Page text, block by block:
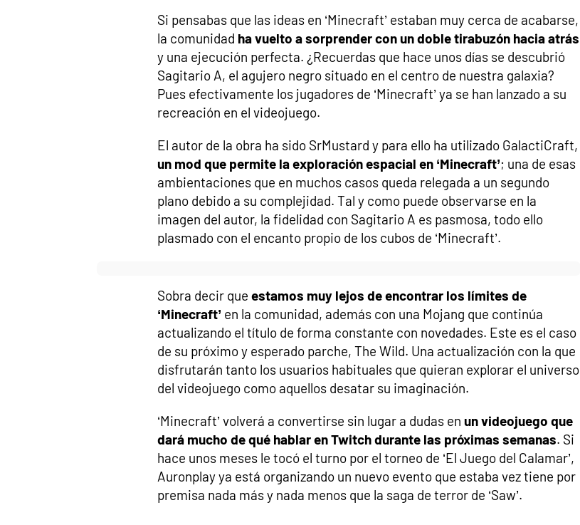
Si pensabas que las ideas en ‘Minecraft’ estaban muy cerca de acabarse,
la comunidad ha vuelto a sorprender con un doble tirabuzón hacia atrás
y una ejecución perfecta. ¿Recuerdas que hace unos días se descubrió
Sagitario A, el agujero negro situado en el centro de nuestra galaxia?
Pues efectivamente los jugadores de ‘Minecraft’ ya se han lanzado a su
recreación en el videojuego.
El autor de la obra ha sido SrMustard y para ello ha utilizado GalactiCraft,
un mod que permite la exploración espacial en ‘Minecraft’; una de esas
ambientaciones que en muchos casos queda relegada a un segundo
plano debido a su complejidad. Tal y como puede observarse en la
imagen del autor, la fidelidad con Sagitario A es pasmosa, todo ello
plasmado con el encanto propio de los cubos de ‘Minecraft’.
Sobra decir que estamos muy lejos de encontrar los límites de
‘Minecraft’ en la comunidad, además con una Mojang que continúa
actualizando el título de forma constante con novedades. Este es el caso
de su próximo y esperado parche, The Wild. Una actualización con la que
disfrutarán tanto los usuarios habituales que quieran explorar el universo
del videojuego como aquellos desatar su imaginación.
‘Minecraft’ volverá a convertirse sin lugar a dudas en un videojuego que
dará mucho de qué hablar en Twitch durante las próximas semanas. Si
hace unos meses le tocó el turno por el torneo de ‘El Juego del Calamar’,
Auronplay ya está organizando un nuevo evento que estaba vez tiene por
premisa nada más y nada menos que la saga de terror de ‘Saw’.